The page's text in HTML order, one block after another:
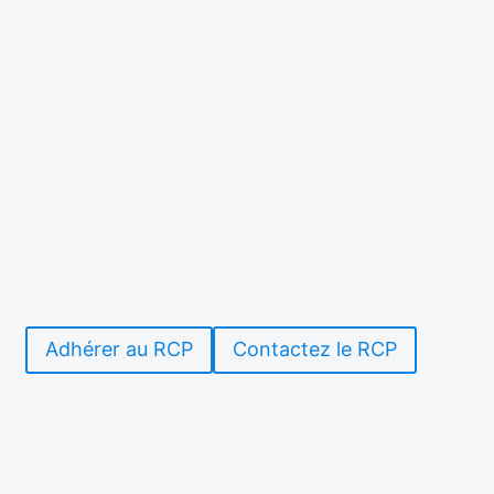
Adhérer au RCP Contactez le RCP